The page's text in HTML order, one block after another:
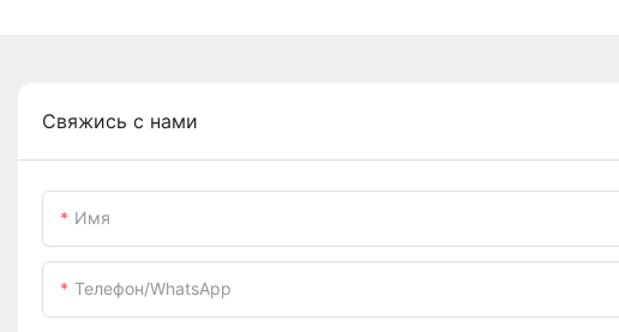
Свяжись с нами
Имя
Телефон/WhatsApp